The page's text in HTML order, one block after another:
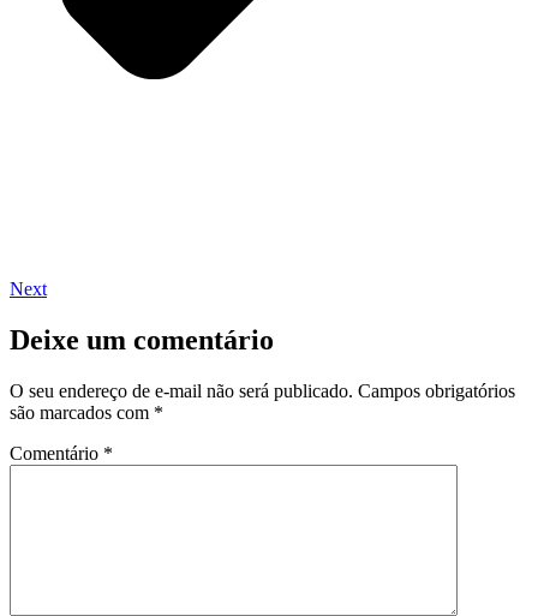
Next
Deixe um comentário
O seu endereço de e-mail não será publicado. Campos obrigatórios
são marcados com *
Comentário *